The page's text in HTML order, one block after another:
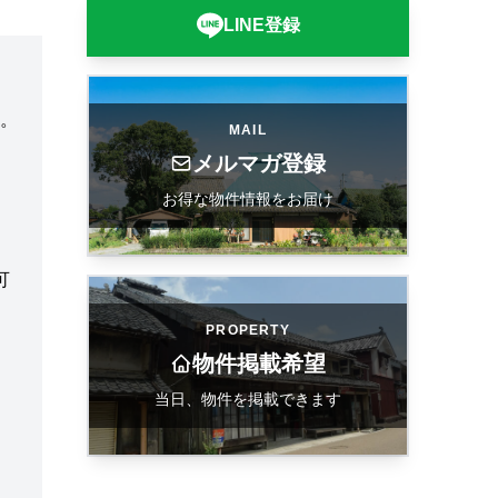
LINE登録
MAIL
メルマガ登録
お得な物件情報をお届け
PROPERTY
物件掲載希望
当日、物件を掲載できます